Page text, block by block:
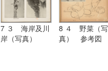
7 ３ 海岸及川
岸（写真）
8 ４ 野菜（写
真） 参考図